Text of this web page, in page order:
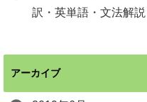
訳・英単語・文法解説
アーカイブ